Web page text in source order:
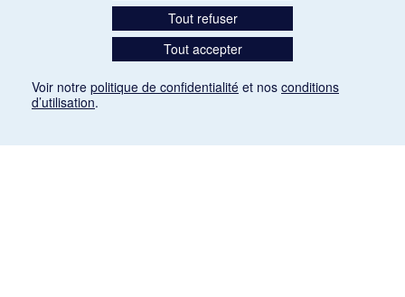
Tout refuser
Tout accepter
Voir notre politique de confidentialité et nos conditions
d’utilisation.